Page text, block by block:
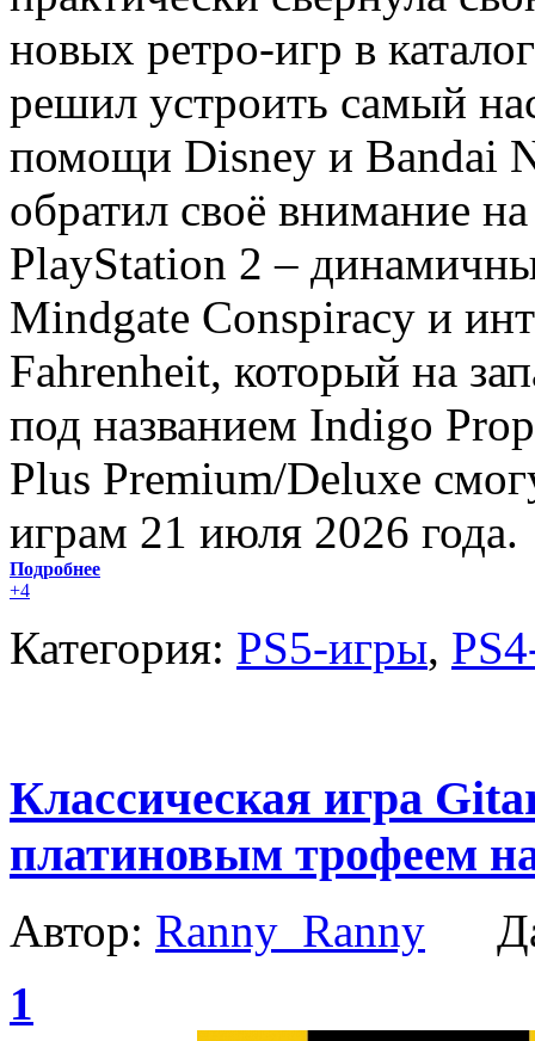
новых ретро-игр в
решил устроить самый
помощи Disney и Bandai
обратил своё внимание
PlayStation 2 –
Mindgate Conspiracy и
Fahrenheit, который на
под названием Indigo
Plus Premium/Deluxe
играм 21 июля 2026 года.
Подробнее
+4
Категория: PS5-игры,
Классическая игра
платиновым трофеем
Автор: Ranny_Ranny
1